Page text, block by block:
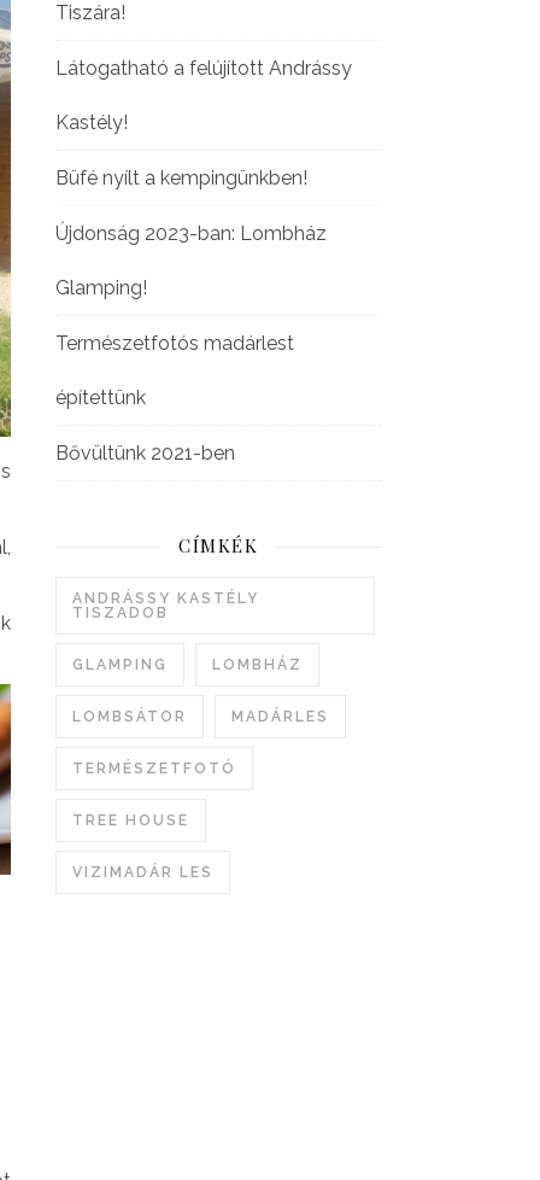
Tiszára!
Látogatható a felújított Andrássy
Kastély!
Büfé nyílt a kempingünkben!
Újdonság 2023-ban: Lombház
Glamping!
Természetfotós madárlest
építettünk
Bővültünk 2021-ben
CÍMKÉK
ANDRÁSSY KASTÉLY
TISZADOB
GLAMPING LOMBHÁZ
LOMBSÁTOR MADÁRLES
TERMÉSZETFOTÓ
TREE HOUSE
VIZIMADÁR LES